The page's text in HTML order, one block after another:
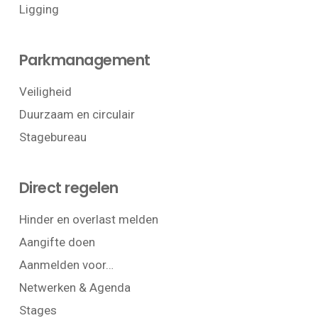
Ligging
Parkmanagement
Veiligheid
Duurzaam en circulair
Stagebureau
Direct regelen
Hinder en overlast melden
Aangifte doen
Aanmelden voor…
Netwerken & Agenda
Stages